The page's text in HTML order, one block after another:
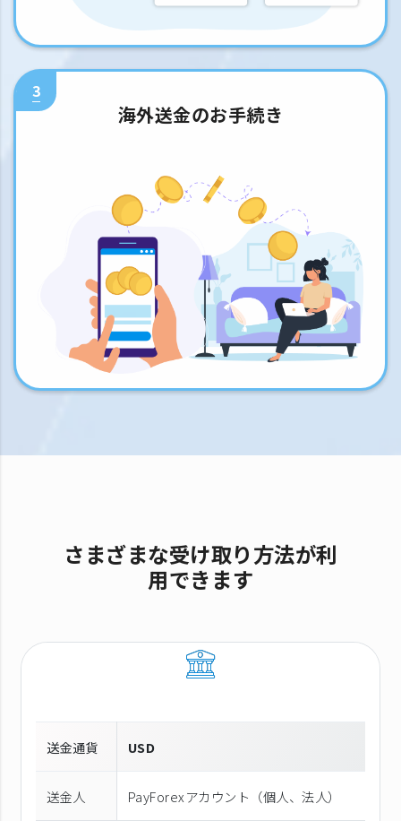
3
海外送金のお手続き
さまざまな受け取り方法が利
用できます
送金通貨 USD
送金人 PayForexアカウント（個⼈、法⼈）